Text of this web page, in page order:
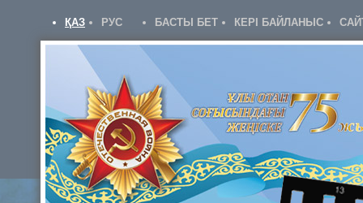
ҚАЗ РУС БАСТЫ БЕТ КЕРІ БАЙЛАНЫС